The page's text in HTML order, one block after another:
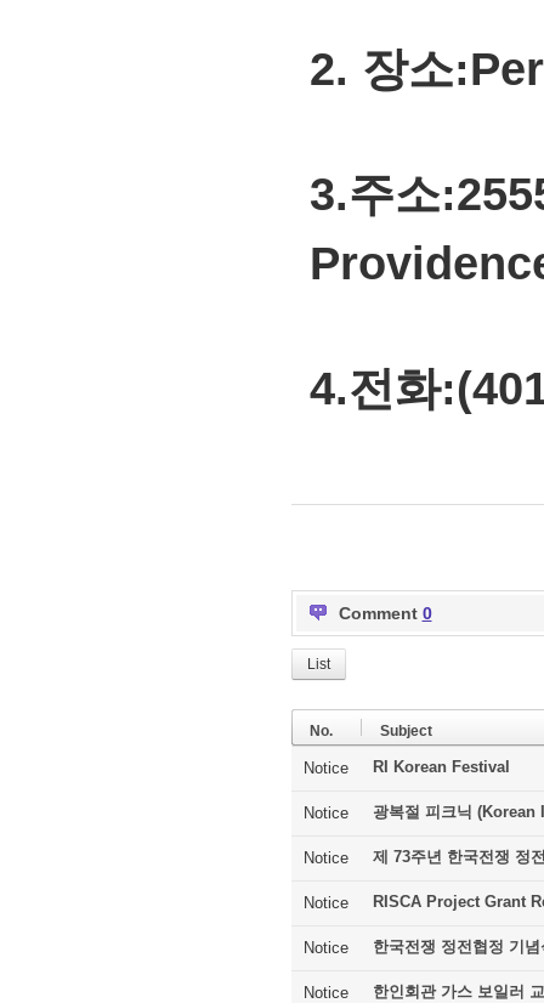
2. 장소:
3.주소:
4.전화:
Comment 0
List
No. Subject
Notice RI Korean Festival
Notice 광복절 피크닉
Notice 제 73주년 한국전쟁 정
Notice RISCA Project Grant
Notice 한국전쟁 정전협정 기념
Notice 한인회관 가스 보일러